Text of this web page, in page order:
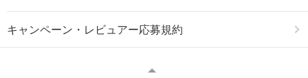
キャンペーン・レビュアー応募規約